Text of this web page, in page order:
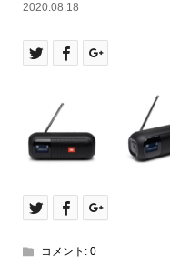
2020.08.18
コメント: 0